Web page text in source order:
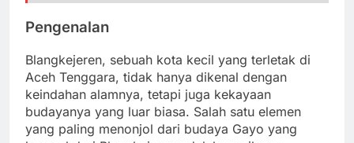
Pengenalan
Blangkejeren, sebuah kota kecil yang terletak di
Aceh Tenggara, tidak hanya dikenal dengan
keindahan alamnya, tetapi juga kekayaan
budayanya yang luar biasa. Salah satu elemen
yang paling menonjol dari budaya Gayo yang